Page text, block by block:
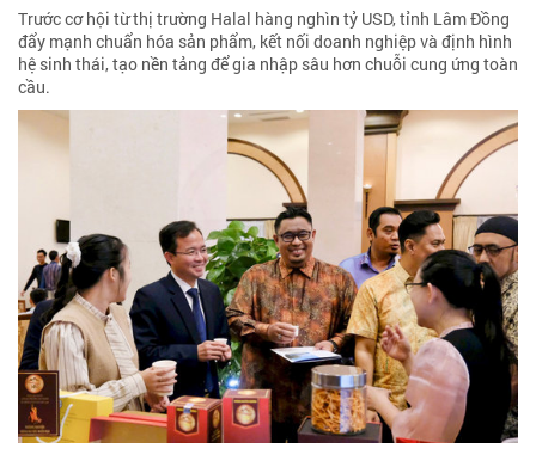
Trước cơ hội từ thị trường Halal hàng nghìn tỷ USD, tỉnh Lâm Đồng
đẩy mạnh chuẩn hóa sản phẩm, kết nối doanh nghiệp và định hình
hệ sinh thái, tạo nền tảng để gia nhập sâu hơn chuỗi cung ứng toàn
cầu.